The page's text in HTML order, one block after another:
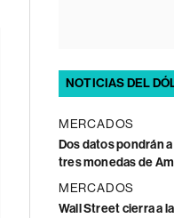
NOTICIAS DEL
MERCADOS
Dos datos pondrán
tres monedas de
MERCADOS
Wall Street cierra a